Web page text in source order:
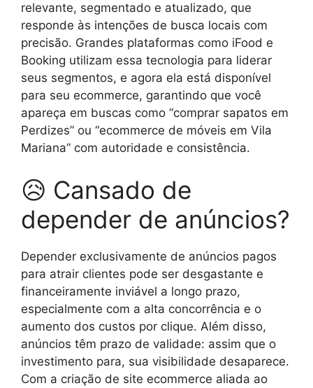
relevante, segmentado e atualizado, que
responde às intenções de busca locais com
precisão. Grandes plataformas como iFood e
Booking utilizam essa tecnologia para liderar
seus segmentos, e agora ela está disponível
para seu ecommerce, garantindo que você
apareça em buscas como “comprar sapatos em
Perdizes” ou “ecommerce de móveis em Vila
Mariana” com autoridade e consistência.
😥 Cansado de
depender de anúncios?
Depender exclusivamente de anúncios pagos
para atrair clientes pode ser desgastante e
financeiramente inviável a longo prazo,
especialmente com a alta concorrência e o
aumento dos custos por clique. Além disso,
anúncios têm prazo de validade: assim que o
investimento para, sua visibilidade desaparece.
Com a criação de site ecommerce aliada ao